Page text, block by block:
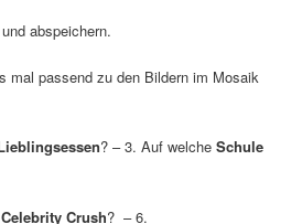
abspeichern.
mal passend zu den Bildern im Mosaik
? – 3. Auf welcheSchule
Celebrity Crush? – 6.